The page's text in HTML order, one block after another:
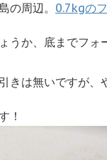
の周辺。 0.7kgの
うか、底までフォ
きは無いですが、
！